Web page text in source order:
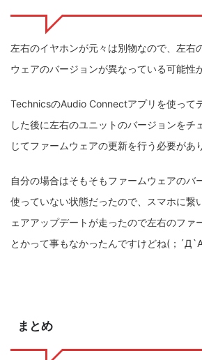
左右のイヤホンが元々は別物なので、左右
ウェアのバージョンが異なっている可能性
TechnicsのAudio Connectアプリを使って
した後に左右のユニットのバージョンをチ
じてファームウェアの更新を行う必要があ
自分の場合はそもそもファームウェアのバ
使っていない状態だったので、スマホに繋
ェアアップデートが走ったので左右のファ
とかって事もなかったんですけどね(；
まとめ